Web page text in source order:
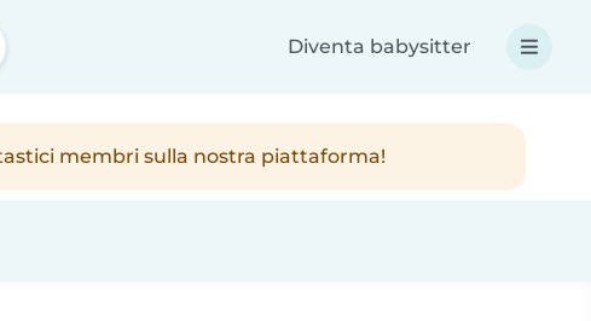
Diventa babysitter
membri sulla nostra piattaforma!